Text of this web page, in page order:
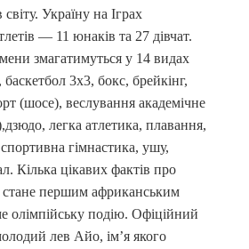
Україну на Іграх
— 11 юнаків та 27 дівчат.
змагатимуться у 14 видах
3х3, бокс, брейкінг,
(шосе), веслування академічне
легка атлетика, плавання,
гімнастика, ушу,
Кілька цікавих фактів про
першим африканським
олімпійську подію. Офіційний
лев Айо, ім’я якого